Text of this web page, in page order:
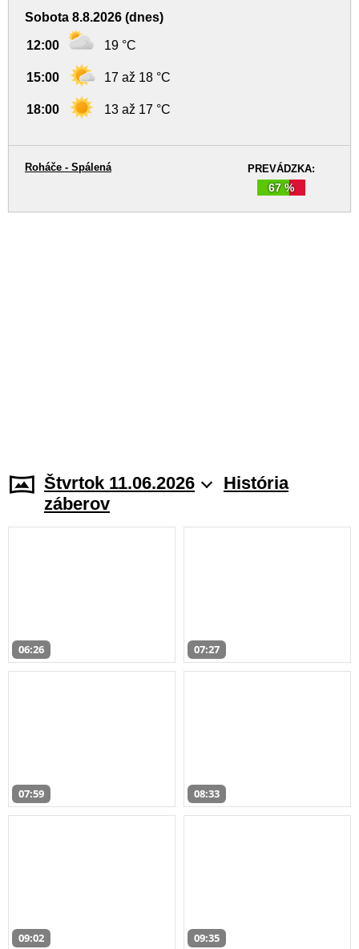
Sobota 8.8.2026 (dnes)
12:00 19 °C
15:00 17 až 18 °C
18:00 13 až 17 °C
PREVÁDZKA:
67 %
Roháče - Spálená
Štvrtok 11.06.2026
História
záberov
06:26 07:27
07:59 08:33
09:02 09:35